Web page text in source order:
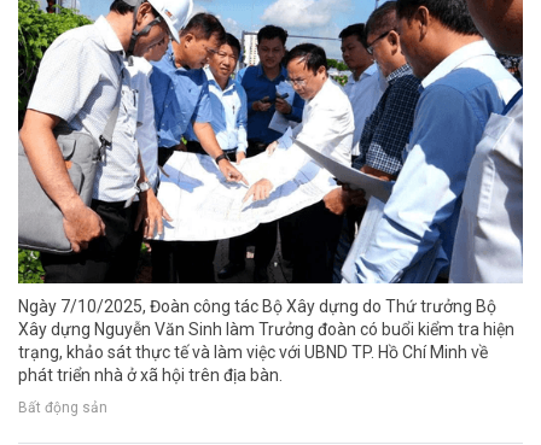
Ngày 7/10/2025, Đoàn công tác Bộ Xây dựng do Thứ trưởng Bộ
Xây dựng Nguyễn Văn Sinh làm Trưởng đoàn có buổi kiểm tra hiện
trạng, khảo sát thực tế và làm việc với UBND TP. Hồ Chí Minh về
phát triển nhà ở xã hội trên địa bàn.
Bất động sản